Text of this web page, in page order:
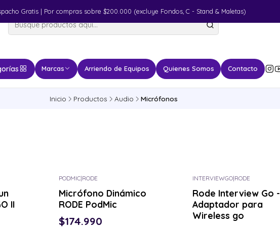
Marcas Arriendo de Equipos Quienes Somos Contacto
Gratis | Por compras sobre $200.000 (excluye Fondos, C - Stand & Maletas)
Inicio Productos Audio Micrófonos
II
PODMIC|RODE
Micrófono Dinámico
RODE PodMic
$174.990
INTERVIEWGO|RODE
Rode Interview Go -
Adaptador para
Wireless go